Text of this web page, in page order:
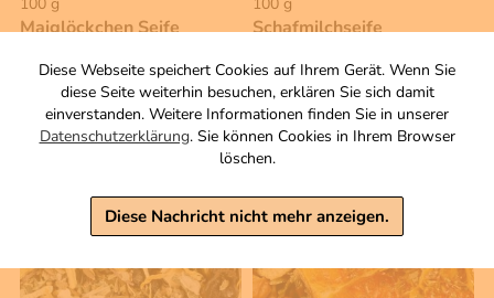
Diese Webseite speichert Cookies auf Ihrem Gerät. Wenn Sie
diese Seite weiterhin besuchen, erklären Sie sich damit
einverstanden. Weitere Informationen finden Sie in unserer
Datenschutzerklärung. Sie können Cookies in Ihrem Browser
löschen.
Diese Nachricht nicht mehr anzeigen.
100 g
Maiglöckchen Seife
3,00 €
inkl. MwSt, zzgl. Versand
Grundpreis 1 KG: 30,00 €
100 g
Schafmilchseife
3,00 €
inkl. MwSt, zzgl. Versand
Grundpreis 1 KG: 30,00 €